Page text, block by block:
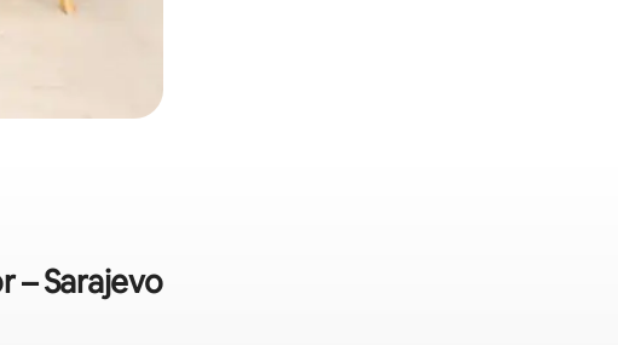
– Sarajevo